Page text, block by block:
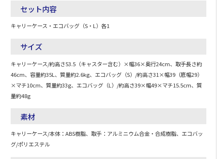
セット内容
キャリーケース・エコバッグ（S・L）各1
サイズ
キャリーケース/約高さ53.5（キャスター含む）×幅36×奥行24cm、取手長さ約
46cm、容量約35L、質量約2.6kg、エコバッグ（S）/約高さ31×幅39（底幅29）
×マチ10cm、質量約33g、エコバッグ（L）/約高さ39×幅49×マチ15.5cm、質
量約48g
素材
キャリーケース/本体：ABS樹脂、取手：アルミニウム合金・合成樹脂、エコバッ
グ/ポリエステル